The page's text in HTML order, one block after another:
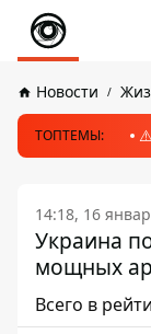
Новости
ТОПТЕМЫ:
14:18, 16
Украина
мощных
Всего в